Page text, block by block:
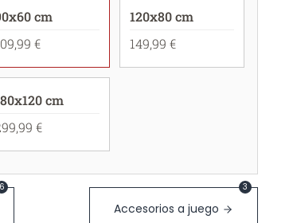
cm
€
120x80 cm
149,99 €
cm
€
6
Accesorios a juego
3